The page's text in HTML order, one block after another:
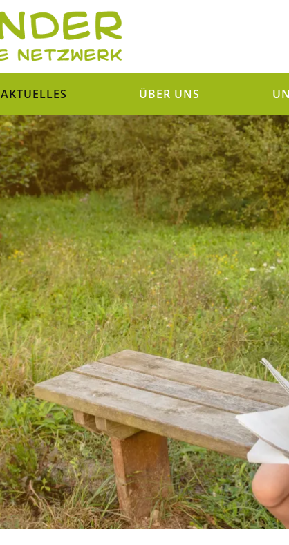
AKTUELLES ÜBER UNS